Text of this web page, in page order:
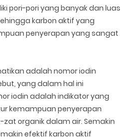
pori-pori yang banyak dan luas
karbon aktif yang
penyerapan yang sangat
adalah nomor iodin
yang dalam hal ini
iodin adalah indikator yang
kemampuan penyerapan
organik dalam air. Semakin
efektif karbon aktif